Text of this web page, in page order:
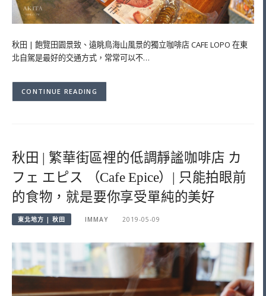
秋田 | 飽覽田園景致、遠眺鳥海山風景的獨立咖啡店 CAFE LOPO 在東
北自駕是最好的交通方式，常常可以不…
CONTINUE READING
秋田 | 繁華街區裡的低調靜謐咖啡店 カ
フェ エピス （Cafe Epice）| 只能拍眼前
的食物，就是要你享受單純的美好
東北地方 | 秋田 IMMAY 2019-05-09